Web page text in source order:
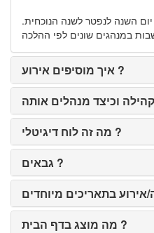
.באתר קיים מחשבון לחישוב יום השנה לנפטר לשנה הנוכחית
במנהגים שונים לפי ההלכה
איך מוסיפים אירוע ?
מה זה לוח דיגיטלי ?
גבאים ?
מה מוצג בדף הבית ?